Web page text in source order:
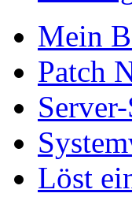
Mein
Patch
Löst